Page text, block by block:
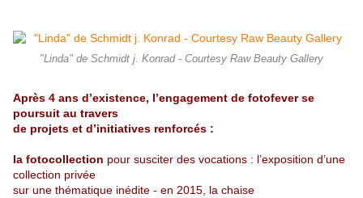
"Linda" de Schmidt j. Konrad - Courtesy Raw Beauty Gallery
Après 4 ans d’existence, l’engagement de fotofever se
poursuit au travers
de projets et d’initiatives renforcés :
la fotocollection pour susciter des vocations : l’exposition d’une
collection privée
sur une thématique inédite - en 2015, la chaise